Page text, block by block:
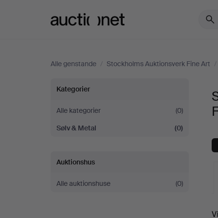
Alle genstande / Stockholms Auktionsverk Fine Art /
Sølv
&
Metal
hos
Stockholms
Kategorier
Alle kategorier
(0)
Sølv & Metal
(0)
Auktionshus
Alle auktionshuse (0)